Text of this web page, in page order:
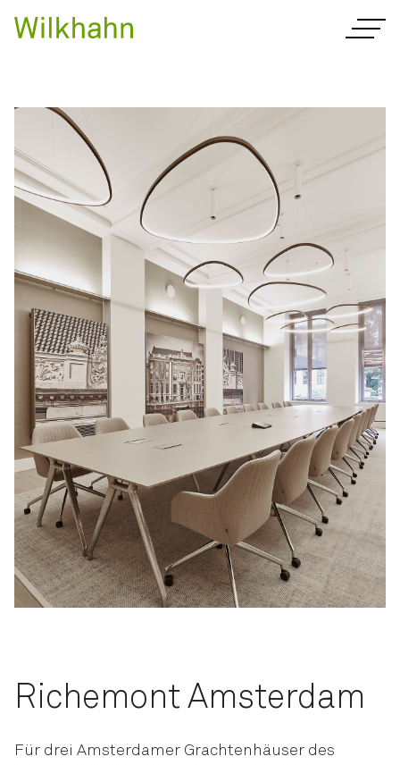
Richemont Amsterdam
Für drei Amsterdamer Grachtenhäuser des